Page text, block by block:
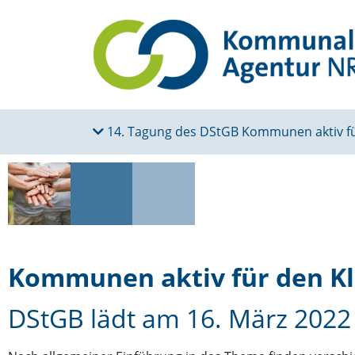
14. Tagung des DStGB Kommunen aktiv
Kommunen aktiv für den
DStGB lädt am 16. März